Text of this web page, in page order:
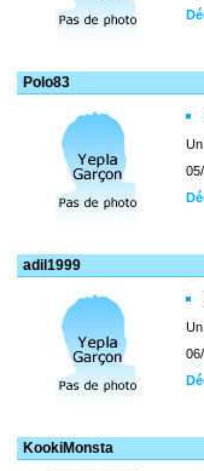
Polo83
adil1999
KookiMonsta